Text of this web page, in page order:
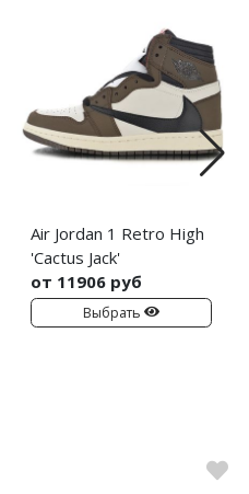
Air Jordan 1 Retro High
'Cactus Jack'
от 11906 руб
Выбрать